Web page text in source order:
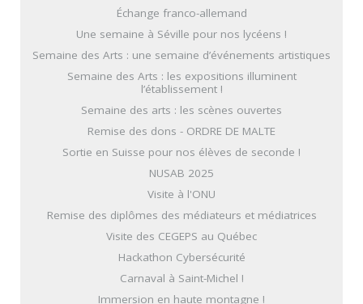
Échange franco-allemand
Une semaine à Séville pour nos lycéens !
Semaine des Arts : une semaine d’événements artistiques
Semaine des Arts : les expositions illuminent
l’établissement !
Semaine des arts : les scènes ouvertes
Remise des dons - ORDRE DE MALTE
Sortie en Suisse pour nos élèves de seconde !
NUSAB 2025
Visite à l'ONU
Remise des diplômes des médiateurs et médiatrices
Visite des CEGEPS au Québec
Hackathon Cybersécurité
Carnaval à Saint-Michel !
Immersion en haute montagne !